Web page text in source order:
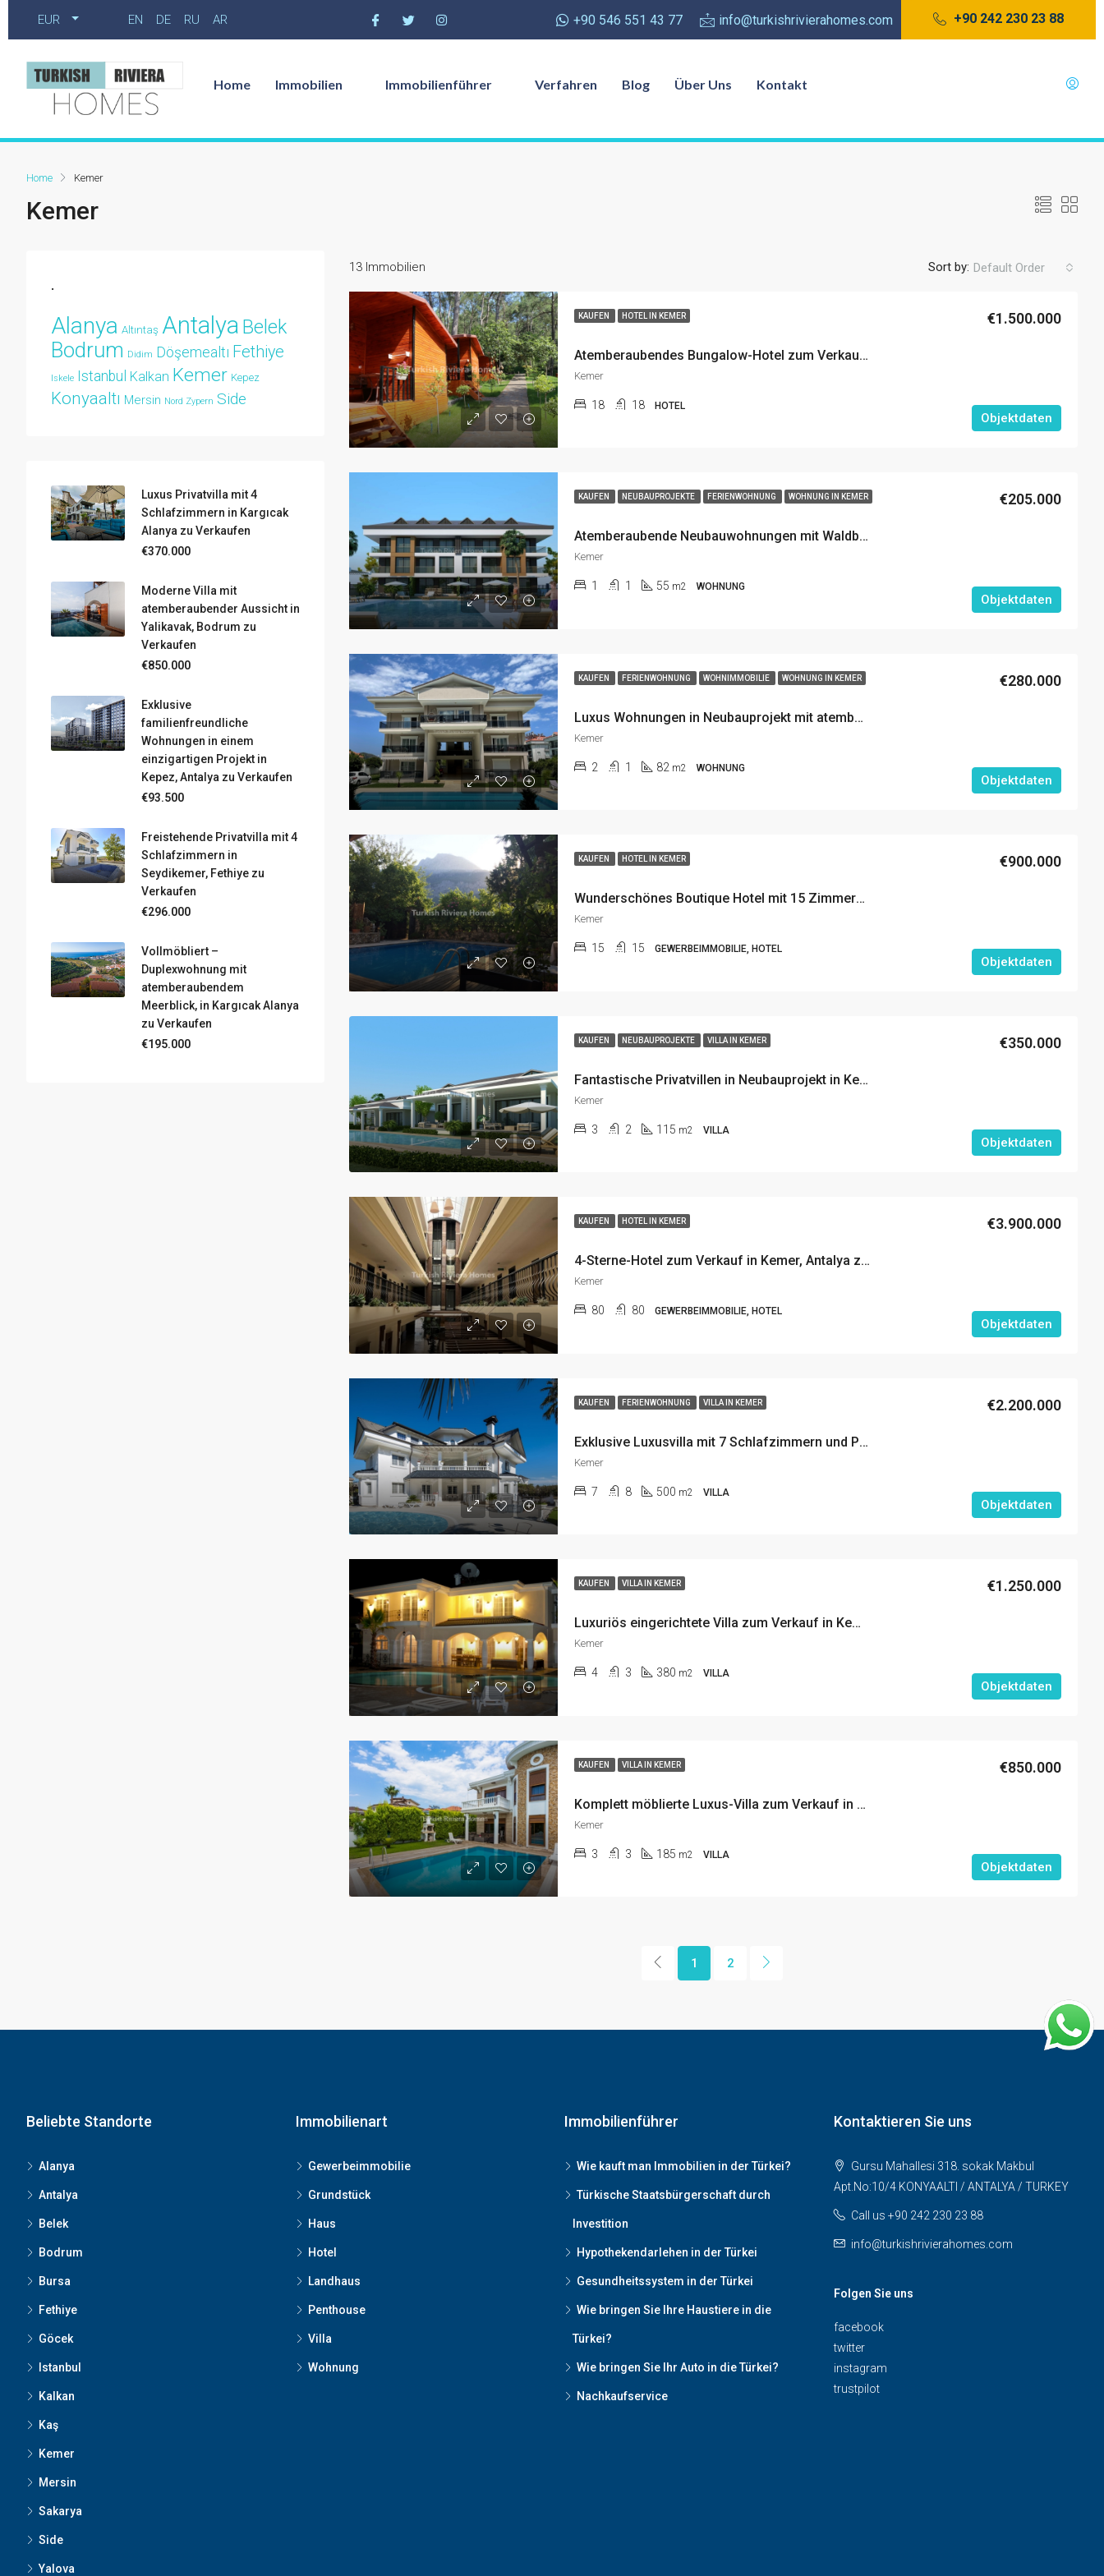
EUR EN DE RU AR +90 546 551 43 77 info@turkishrivierahomes.com +90 242 230 23 88
Home Immobilien Immobilienführer Verfahren Blog Über Uns Kontakt
Home Kemer
Kemer
13 Immobilien Sort by: Default Order
KAUFEN HOTEL IN KEMER
Atemberaubendes Bungalow-Hotel zum Verkauf in Kemer, Antalya
€1.500.000
Kemer
18 18 HOTEL
Objektdaten
KAUFEN NEUBAUPROJEKTE FERIENWOHNUNG WOHNUNG IN KEMER
Atemberaubende Neubauwohnungen mit Waldblick in Kemer, Antalya zu Verkaufen
€205.000
Kemer
1 1 55 m2 WOHNUNG
Objektdaten
KAUFEN FERIENWOHNUNG WOHNIMMOBILIE WOHNUNG IN KEMER
Luxus Wohnungen in Neubauprojekt mit atemberaubendem Waldblick in Kemer zu Verkaufen
€280.000
Kemer
2 1 82 m2 WOHNUNG
Objektdaten
KAUFEN HOTEL IN KEMER
Wunderschönes Boutique Hotel mit 15 Zimmern und atemberaubendem Blick auf die Berge in Kemer zu Verkaufen
€900.000
Kemer
15 15 GEWERBEIMMOBILIE, HOTEL
Objektdaten
KAUFEN NEUBAUPROJEKTE VILLA IN KEMER
Fantastische Privatvillen in Neubauprojekt in Kemer, Antalya zu Verkaufen
€350.000
Kemer
3 2 115 m2 VILLA
Objektdaten
KAUFEN HOTEL IN KEMER
4-Sterne-Hotel zum Verkauf in Kemer, Antalya zu Verkaufen
€3.900.000
Kemer
80 80 GEWERBEIMMOBILIE, HOTEL
Objektdaten
KAUFEN FERIENWOHNUNG VILLA IN KEMER
Exklusive Luxusvilla mit 7 Schlafzimmern und Privatpool in Kemer, Antalya zu Verkaufen
€2.200.000
Kemer
7 8 500 m2 VILLA
Objektdaten
KAUFEN VILLA IN KEMER
Luxuriös eingerichtete Villa zum Verkauf in Kemer mit großem Garten und Privatpool
€1.250.000
Kemer
4 3 380 m2 VILLA
Objektdaten
KAUFEN VILLA IN KEMER
Komplett möblierte Luxus-Villa zum Verkauf in Kemer mit privatem Garten und Pool
€850.000
Kemer
3 3 185 m2 VILLA
Objektdaten
1 2
.
Alanya Altıntaş Antalya Belek
Bodrum Didim Döşemealtı Fethiye
Iskele Istanbul Kalkan Kemer Kepez
Konyaaltı Mersin Nord Zypern Side
Luxus Privatvilla mit 4
Schlafzimmern in Kargıcak
Alanya zu Verkaufen
€370.000
Moderne Villa mit
atemberaubender Aussicht in
Yalikavak, Bodrum zu
Verkaufen
€850.000
Exklusive
familienfreundliche
Wohnungen in einem
einzigartigen Projekt in
Kepez, Antalya zu Verkaufen
€93.500
Freistehende Privatvilla mit 4
Schlafzimmern in
Seydikemer, Fethiye zu
Verkaufen
€296.000
Vollmöbliert –
Duplexwohnung mit
atemberaubendem
Meerblick, in Kargıcak Alanya
zu Verkaufen
€195.000
Beliebte Standorte
Alanya
Antalya
Belek
Bodrum
Bursa
Fethiye
Göcek
Istanbul
Kalkan
Kaş
Kemer
Mersin
Sakarya
Side
Yalova
Immobilienart
Gewerbeimmobilie
Grundstück
Haus
Hotel
Landhaus
Penthouse
Villa
Wohnung
Immobilienführer
Wie kauft man Immobilien in der Türkei?
Türkische Staatsbürgerschaft durch
Investition
Hypothekendarlehen in der Türkei
Gesundheitssystem in der Türkei
Wie bringen Sie Ihre Haustiere in die
Türkei?
Wie bringen Sie Ihr Auto in die Türkei?
Nachkaufservice
Kontaktieren Sie uns
Gursu Mahallesi 318. sokak Makbul
Apt.No:10/4 KONYAALTI / ANTALYA / TURKEY
Call us +90 242 230 23 88
info@turkishrivierahomes.com
Folgen Sie uns
facebook
twitter
instagram
trustpilot